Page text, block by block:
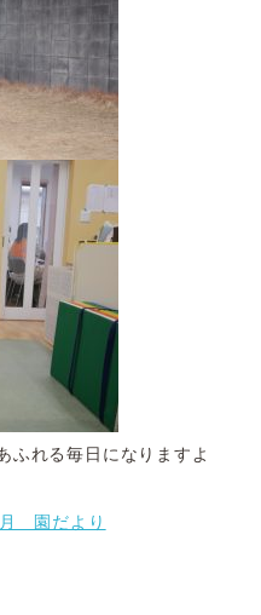
ふれる毎日になりますよ
園だより